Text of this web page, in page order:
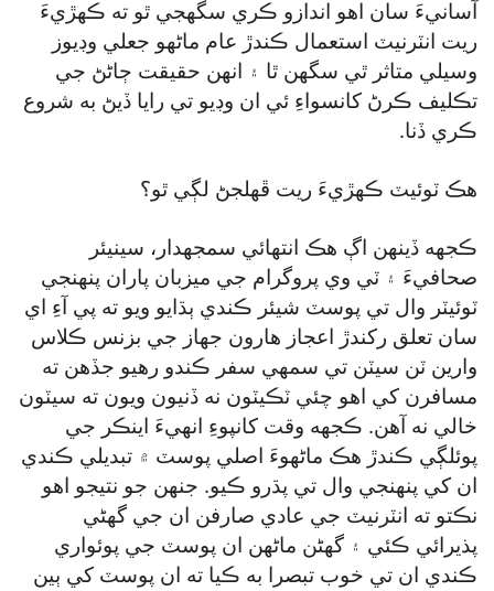
آسانيءَ سان اهو اندازو ڪري سگھجي ٿو ته ڪهڙيءَ
ريت انٽرنيٽ استعمال ڪندڙ عام ماڻهو جعلي وڊيوز
وسيلي متاثر ٿي سگھن ٿا ۽ انهن حقيقت ڄاڻڻ جي
تڪليف ڪرڻ کانسواءِ ئي ان وڊيو تي رايا ڏيڻ به شروع
ڪري ڏنا.
هڪ ٽوئيٽ ڪهڙيءَ ريت ڦهلجڻ لڳي ٿو؟
ڪجهه ڏينهن اڳ هڪ انتهائي سمجهدار، سينيئر
صحافيءَ ۽ ٽي وي پروگرام جي ميزبان پاران پنهنجي
ٽوئيٽر وال تي پوسٽ شيئر ڪندي ٻڌايو ويو ته پي آءِ اي
سان تعلق رکندڙ اعجاز هارون جهاز جي بزنس ڪلاس
وارين ٽن سيٽن تي سمهي سفر ڪندو رهيو جڏهن ته
مسافرن کي اهو چئي ٽڪيٽون نه ڏنيون ويون ته سيٽون
خالي نه آهن. ڪجهه وقت کانپوءِ انهيءَ اينڪر جي
پوئلڳي ڪندڙ هڪ ماڻهوءَ اصلي پوسٽ ۾ تبديلي ڪندي
ان کي پنهنجي وال تي پڌرو ڪيو. جنهن جو نتيجو اهو
نڪتو ته انٽرنيٽ جي عادي صارفن ان جي گھڻي
پذيرائي ڪئي ۽ گھڻن ماڻهن ان پوسٽ جي پوئواري
ڪندي ان تي خوب تبصرا به ڪيا ته ان پوسٽ کي ٻين